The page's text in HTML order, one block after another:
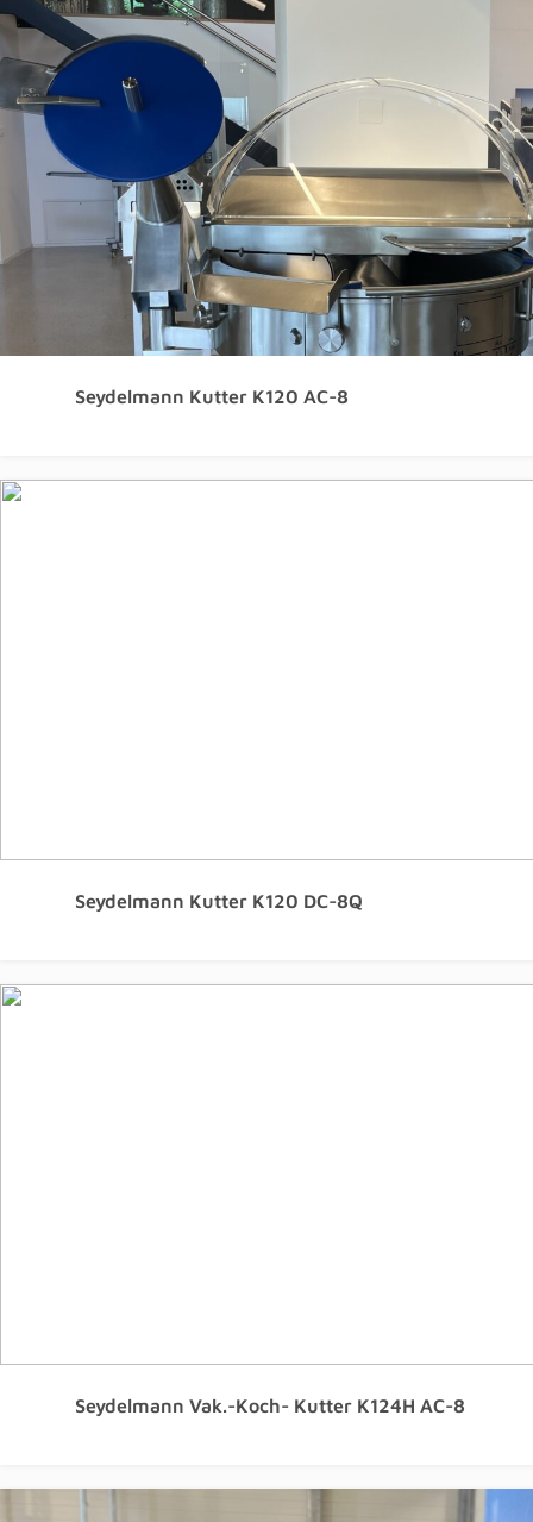
Seydelmann Kutter K120 AC-8
Seydelmann Kutter K120 DC-8Q
Seydelmann Vak.-Koch- Kutter K124H AC-8